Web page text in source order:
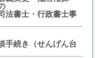
法書士・行政書士事
手続き（せんげん台